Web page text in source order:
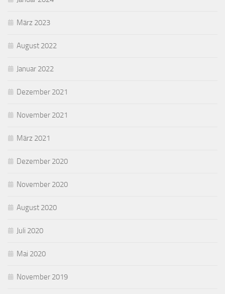
März 2023
August 2022
Januar 2022
Dezember 2021
November 2021
März 2021
Dezember 2020
November 2020
August 2020
Juli 2020
Mai 2020
November 2019